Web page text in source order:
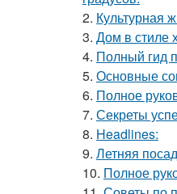
2. Культурная
3. Дом в стиле
4. Полный гид
5. Основные
6. Полное
7. Секреты
8. Headlines:
9. Летняя
10. Полное